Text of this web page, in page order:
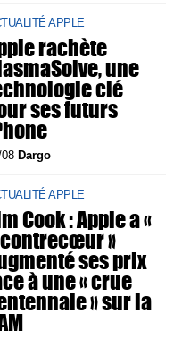
APPLE
rachète
une
clé
ses futurs
08Dargo
APPLE
Cook : Apple a «
»
ses prix
à une « crue
» sur la